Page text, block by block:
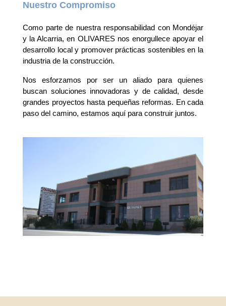
Nuestro Compromiso
Como parte de nuestra responsabilidad con Mondéjar
y la Alcarria, en OLIVARES nos enorgullece apoyar el
desarrollo local y promover prácticas sostenibles en la
industria de la construcción.
Nos esforzamos por ser un aliado para quienes
buscan soluciones innovadoras y de calidad, desde
grandes proyectos hasta pequeñas reformas. En cada
paso del camino, estamos aquí para construir juntos.